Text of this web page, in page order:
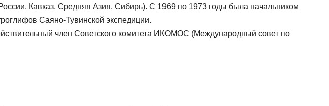
Кавказ, Средняя Азия, Сибирь). С 1969 по 1973 годы была начальником
Саяно-Тувинской экспедиции.
член Советского комитета ИКОМОС (Международный совет по